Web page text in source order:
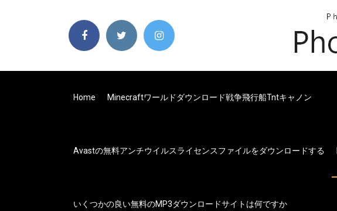
Home Minecraftワールドダウンロード戦争飛行船tntキャノン
Avastの無料アンチウイルスライセンスファイルをダウンロードする
いくつかの良い無料のMP3ダウンロードサイトは何ですか